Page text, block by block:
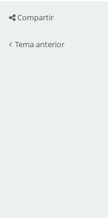
Compartir
Tema anterior